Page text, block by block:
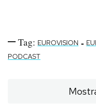
Tag: EUROVISION -
PODCAST